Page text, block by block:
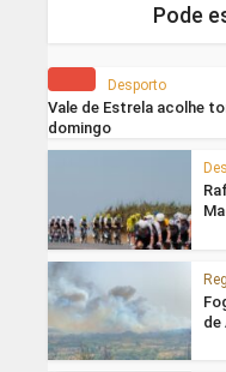
Pode
Desporto
Vale de Estrela acolhe
domingo
de